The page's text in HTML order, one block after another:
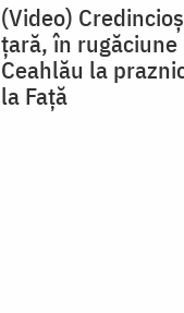
(Video)
țară, în
Ceahlău la
la Față